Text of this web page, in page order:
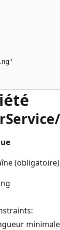
(obligatoire)
minimale